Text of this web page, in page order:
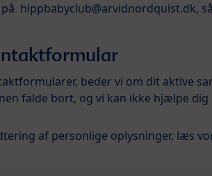
hippbabyclub@arvidnordquist.dk,
beder vi om dit aktive
falde bort, og vi kan ikke hjælpe
af personlige oplysninger, læs